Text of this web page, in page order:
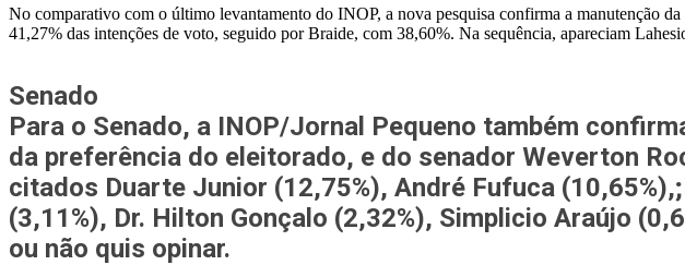
No comparativo com o último levantamento do INOP, a nova pesquisa confirma a manutenção
41,27% das intenções de voto, seguido por Braide, com 38,60%. Na sequência, apareciam
Senado
Para o Senado, a INOP/Jornal Pequeno também
da preferência do eleitorado, e do senador Weverton
citados Duarte Junior (12,75%), André Fufuca
(3,11%), Dr. Hilton Gonçalo (2,32%), Simplicio Araújo
ou não quis opinar.